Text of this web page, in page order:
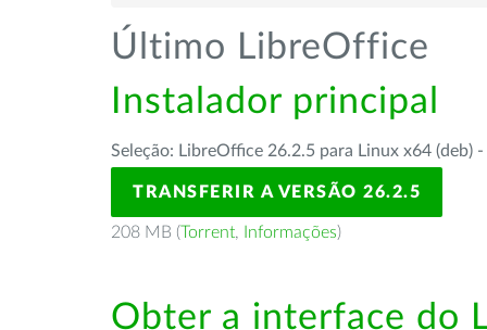
Último LibreOffice
Instalador principal
Seleção: LibreOffice 26.2.5 para Linux x64 (deb) -
TRANSFERIR A VERSÃO 26.2.5
208 MB (Torrent, Informações)
Obter a interface do